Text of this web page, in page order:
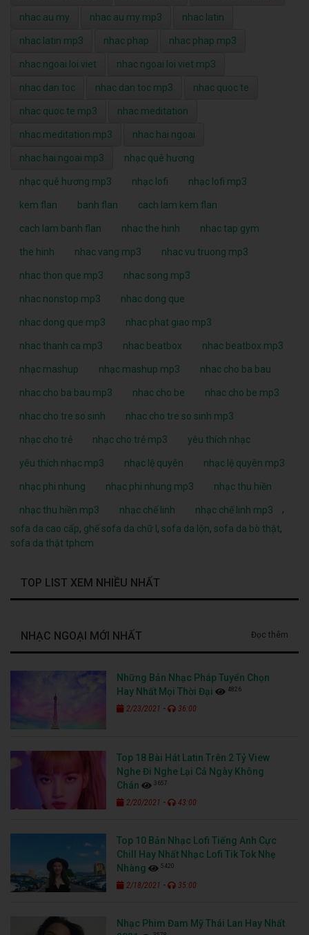
nhac au my nhac au my mp3 nhac latin
nhac latin mp3 nhac phap nhac phap mp3
nhac ngoai loi viet nhac ngoai loi viet mp3
nhac dan toc nhac dan toc mp3 nhac quoc te
nhac quoc te mp3 nhac meditation
nhac meditation mp3 nhac hai ngoai
nhac hai ngoai mp3 nhạc quê hương
nhạc quê hương mp3 nhạc lofi nhạc lofi mp3
kem flan banh flan cach lam kem flan
cach lam banh flan nhac the hinh nhac tap gym
the hinh nhac vang mp3 nhac vu truong mp3
nhac thon que mp3 nhac song mp3
nhac nonstop mp3 nhac dong que
nhac dong que mp3 nhac phat giao mp3
nhac thanh ca mp3 nhac beatbox nhac beatbox mp3
nhạc mashup nhạc mashup mp3 nhac cho ba bau
nhac cho ba bau mp3 nhac cho be nhac cho be mp3
nhac cho tre so sinh nhac cho tre so sinh mp3
nhạc cho trẻ nhạc cho trẻ mp3 yêu thích nhạc
yêu thích nhạc mp3 nhạc lệ quyên nhạc lệ quyên mp3
nhạc phi nhung nhạc phi nhung mp3 nhạc thu hiền
nhạc thu hiền mp3 nhạc chế linh nhạc chế linh mp3
,
sofa da cao cấp, ghế sofa da chữ l , sofa da lộn, sofa da bò thật,
sofa da thật tphcm
TOP LIST XEM NHIỀU NHẤT
NHẠC NGOẠI MỚI NHẤT Đọc thêm
Những Bản Nhạc Pháp Tuyển Chọn
Hay Nhất Mọi Thời Đại
4826
2/23/2021 - 36:00
Top 18 Bài Hát Latin Trên 2 Tỷ View
Nghe Đi Nghe Lại Cả Ngày Không
Chán
3657
2/20/2021 - 43:00
Top 10 Bản Nhạc Lofi Tiếng Anh Cực
Chill Hay Nhất Nhạc Lofi Tik Tok Nhẹ
Nhàng
5420
2/18/2021 - 35:00
Nhạc Phim Đam Mỹ Thái Lan Hay Nhất